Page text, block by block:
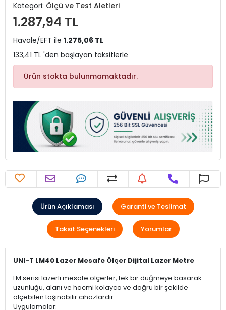
Kategori: Ölçü ve Test Aletleri
1.287,94 TL
Havale/EFT ile 1.275,06 TL
133,41 TL 'den başlayan taksitlerle
Ürün stokta bulunmamaktadır.
Ürün Açıklaması Garanti ve Teslimat
Taksit Seçenekleri Yorumlar
UNI-T LM40 Lazer Mesafe Ölçer Dijital Lazer Metre
LM serisi lazerli mesafe ölçerler, tek bir düğmeye basarak
uzunluğu, alanı ve hacmi kolayca ve doğru bir şekilde
ölçebilen taşınabilir cihazlardır.
Uygulamalar: